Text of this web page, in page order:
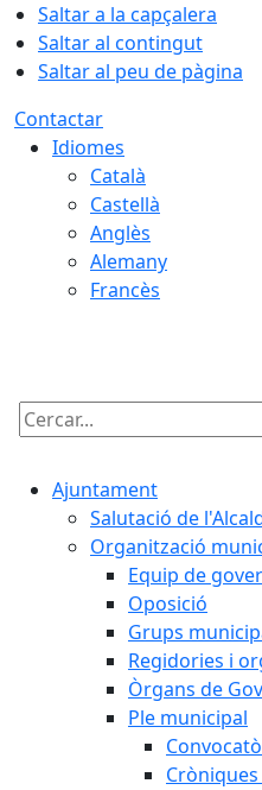
Saltar a la capçalera
Saltar al contingut
Saltar al peu de pàgina
Contactar
Idiomes
Català
Castellà
Anglès
Alemany
Francès
Cercar:
Ajuntament
Salutació de
Organització
Equip de
Oposició
Grups
Regidories i
Òrgans de
Ple municipal